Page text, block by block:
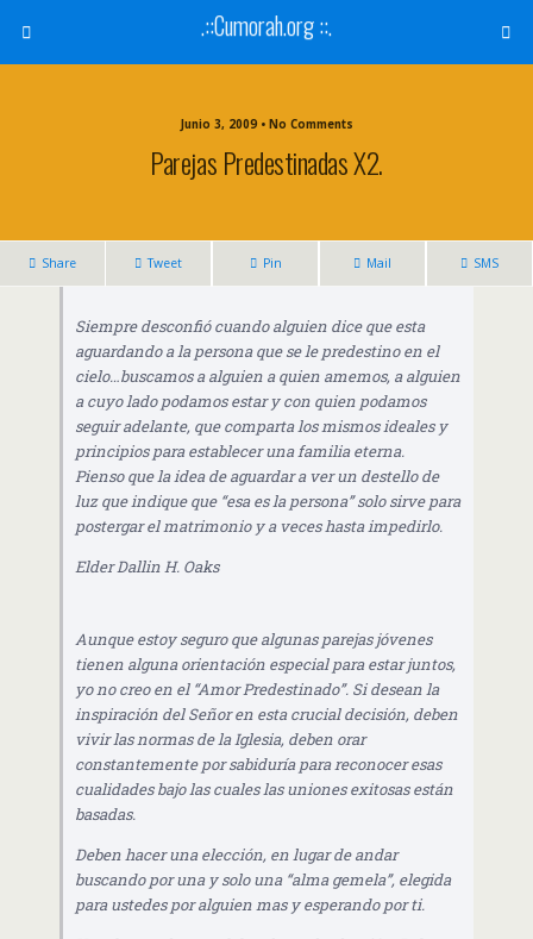
.::Cumorah.org ::.
Junio 3, 2009 • No Comments
Parejas Predestinadas X2.
Share Tweet Pin Mail SMS
Siempre desconfió cuando alguien dice que esta
aguardando a la persona que se le predestino en el
cielo…buscamos a alguien a quien amemos, a alguien
a cuyo lado podamos estar y con quien podamos
seguir adelante, que comparta los mismos ideales y
principios para establecer una familia eterna.
Pienso que la idea de aguardar a ver un destello de
luz que indique que “esa es la persona” solo sirve para
postergar el matrimonio y a veces hasta impedirlo.
Elder Dallin H. Oaks
Aunque estoy seguro que algunas parejas jóvenes
tienen alguna orientación especial para estar juntos,
yo no creo en el “Amor Predestinado”. Si desean la
inspiración del Señor en esta crucial decisión, deben
vivir las normas de la Iglesia, deben orar
constantemente por sabiduría para reconocer esas
cualidades bajo las cuales las uniones exitosas están
basadas.
Deben hacer una elección, en lugar de andar
buscando por una y solo una “alma gemela”, elegida
para ustedes por alguien mas y esperando por ti.